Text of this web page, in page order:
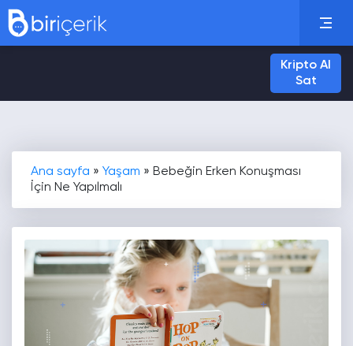
Kripto Al
Sat
Ana sayfa » Yaşam » Bebeğin Erken Konuşması
İçin Ne Yapılmalı